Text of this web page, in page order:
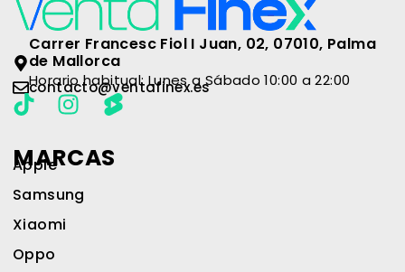
Carrer Francesc Fiol I Juan, 02, 07010, Palma
de Mallorca
Horario habitual: Lunes a Sábado 10:00 a 22:00
contacto@ventafinex.es
MARCAS
Apple
Samsung
Xiaomi
Oppo